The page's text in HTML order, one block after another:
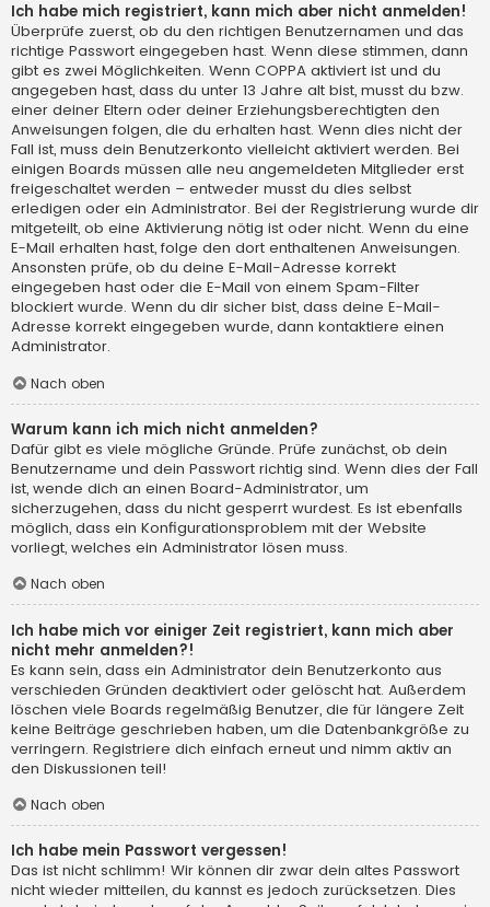
Ich habe mich registriert, kann mich aber nicht anmelden!
Überprüfe zuerst, ob du den richtigen Benutzernamen und das
richtige Passwort eingegeben hast. Wenn diese stimmen, dann
gibt es zwei Möglichkeiten. Wenn COPPA aktiviert ist und du
angegeben hast, dass du unter 13 Jahre alt bist, musst du bzw.
einer deiner Eltern oder deiner Erziehungsberechtigten den
Anweisungen folgen, die du erhalten hast. Wenn dies nicht der
Fall ist, muss dein Benutzerkonto vielleicht aktiviert werden. Bei
einigen Boards müssen alle neu angemeldeten Mitglieder erst
freigeschaltet werden – entweder musst du dies selbst
erledigen oder ein Administrator. Bei der Registrierung wurde dir
mitgeteilt, ob eine Aktivierung nötig ist oder nicht. Wenn du eine
E-Mail erhalten hast, folge den dort enthaltenen Anweisungen.
Ansonsten prüfe, ob du deine E-Mail-Adresse korrekt
eingegeben hast oder die E-Mail von einem Spam-Filter
blockiert wurde. Wenn du dir sicher bist, dass deine E-Mail-
Adresse korrekt eingegeben wurde, dann kontaktiere einen
Administrator.
Nach oben
Warum kann ich mich nicht anmelden?
Dafür gibt es viele mögliche Gründe. Prüfe zunächst, ob dein
Benutzername und dein Passwort richtig sind. Wenn dies der Fall
ist, wende dich an einen Board-Administrator, um
sicherzugehen, dass du nicht gesperrt wurdest. Es ist ebenfalls
möglich, dass ein Konfigurationsproblem mit der Website
vorliegt, welches ein Administrator lösen muss.
Nach oben
Ich habe mich vor einiger Zeit registriert, kann mich aber
nicht mehr anmelden?!
Es kann sein, dass ein Administrator dein Benutzerkonto aus
verschieden Gründen deaktiviert oder gelöscht hat. Außerdem
löschen viele Boards regelmäßig Benutzer, die für längere Zeit
keine Beiträge geschrieben haben, um die Datenbankgröße zu
verringern. Registriere dich einfach erneut und nimm aktiv an
den Diskussionen teil!
Nach oben
Ich habe mein Passwort vergessen!
Das ist nicht schlimm! Wir können dir zwar dein altes Passwort
nicht wieder mitteilen, du kannst es jedoch zurücksetzen. Dies